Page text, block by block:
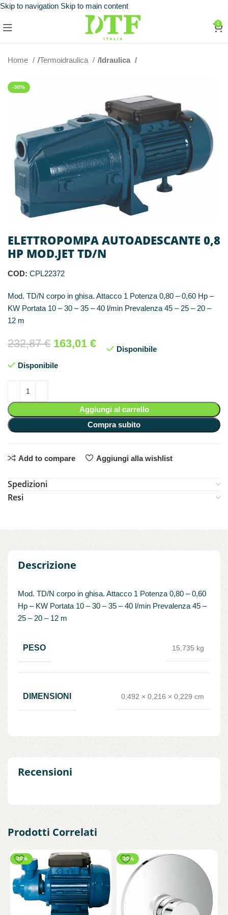
Skip to navigation Skip to main content
0
Home Termoidraulica Idraulica
-30%
ELETTROPOMPA AUTOADESCANTE 0,8
HP MOD.JET TD/N
COD: CPL22372
Mod. TD/N corpo in ghisa. Attacco 1 Potenza 0,80 – 0,60 Hp –
KW Portata 10 – 30 – 35 – 40 l/min Prevalenza 45 – 25 – 20 –
12 m
232,87€ 163,01 €
Disponibile
Disponibile
Aggiungi al carrello
Compra subito
Add to compare Aggiungi alla wishlist
Spedizioni
Resi
Descrizione
Mod. TD/N corpo in ghisa. Attacco 1 Potenza 0,80 – 0,60
Hp – KW Portata 10 – 30 – 35 – 40 l/min Prevalenza 45 –
25 – 20 – 12 m
PESO 15,735 kg
DIMENSIONI 0,492 × 0,216 × 0,229 cm
Recensioni
Prodotti Correlati
-30% -30%